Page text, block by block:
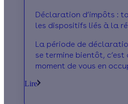
Déclaration d’impôts :
les dispositifs liés à la
La période de
se termine bientôt, c’est
moment de vous en
réalisé des travaux de
Lire